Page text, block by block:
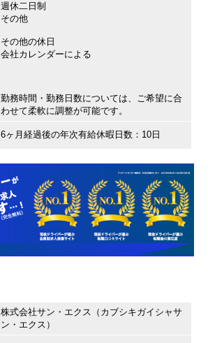
週休二日制
その他
その他の休日
会社カレンダーによる
勤務時間・勤務日数については、ご希望に合
わせて柔軟に調整が可能です。
6ヶ月経過後の年次有給休暇日数：10日
株式会社サン・エクス（カブシキガイシャサ
ン・エクス）